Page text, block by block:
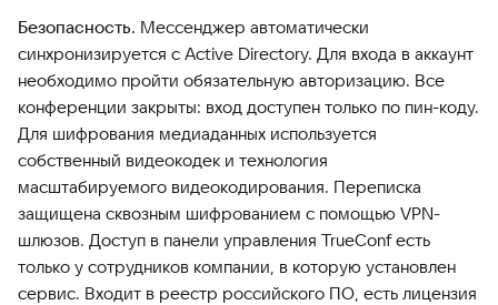
Безопасность. Мессенджер автоматически
синхронизируется с Active Directory. Для входа в аккаунт
необходимо пройти обязательную авторизацию. Все
конференции закрыты: вход доступен только по пин-коду.
Для шифрования медиаданных используется
собственный видеокодек и технология
масштабируемого видеокодирования. Переписка
защищена сквозным шифрованием с помощью VPN-
шлюзов. Доступ в панели управления TrueConf есть
только у сотрудников компании, в которую установлен
сервис. Входит в реестр российского ПО, есть лицензия